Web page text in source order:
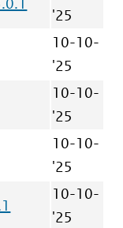
'25
10-10-
'25
10-10-
'25
10-10-
'25
10-10-
'25